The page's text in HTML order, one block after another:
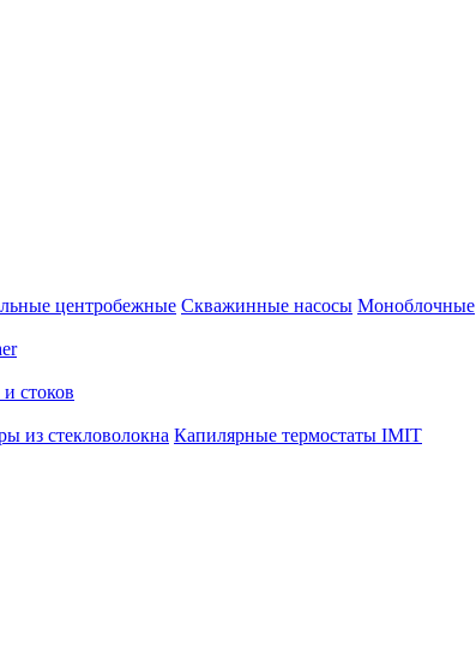
центробежные Скважинные насосы Моноблочные
стоков
из стекловолокна Капилярные термостаты IMIT